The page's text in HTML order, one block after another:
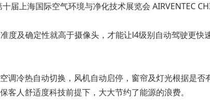
度及确定性就高于摄像头，才能让l4级别自动驾驶更
调冷热自动切换，风机自动启停，窗帘及灯光根据是
人舒适度科技前提下，大大节约了能源的浪费。